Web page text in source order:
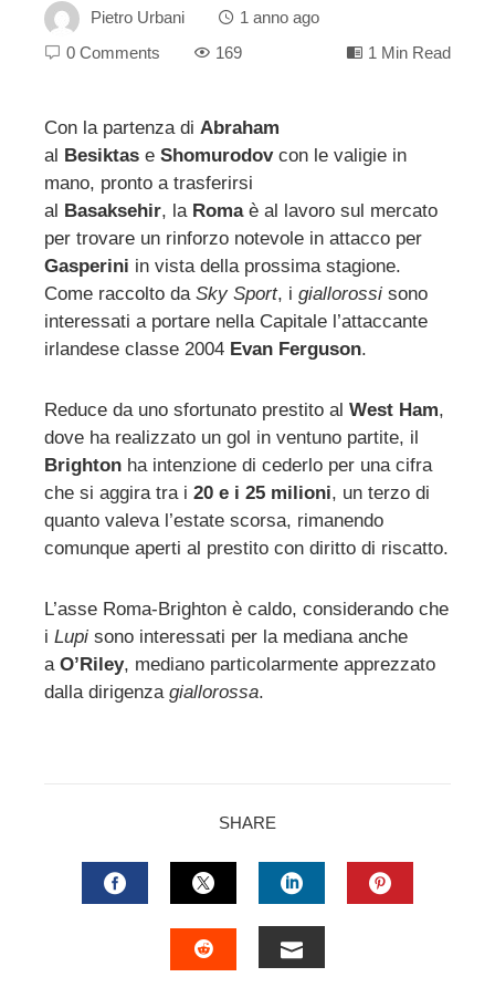
Pietro Urbani
1 anno ago
0 Comments
169 1 Min Read
Con la partenza di Abraham
al Besiktas e Shomurodovcon le valigie in
mano, pronto a trasferirsi
al Basaksehir, la Romaè al lavoro sul mercato
per trovare un rinforzo notevole in attacco per
Gasperini in vista della prossima stagione.
Come raccolto da Sky Sport, i giallorossi sono
interessati a portare nella Capitale l’attaccante
irlandese classe 2004 Evan Ferguson.
Reduce da uno sfortunato prestito al West Ham,
dove ha realizzato un gol in ventuno partite, il
Brighton ha intenzione di cederlo per una cifra
che si aggira tra i 20 e i 25 milioni, un terzo di
quanto valeva l’estate scorsa, rimanendo
comunque aperti al prestito con diritto di riscatto.
L’asse Roma-Brighton è caldo, considerando che
i Lupi sono interessati per la mediana anche
a O’Riley, mediano particolarmente apprezzato
dalla dirigenza giallorossa.
SHARE
FACEBOOKTWITTERLINKEDIN